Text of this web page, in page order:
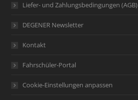
Liefer- und Zahlungsbedingungen (AGB)
DEGENER Newsletter
Kontakt
Fahrschüler-Portal
Cookie-Einstellungen anpassen